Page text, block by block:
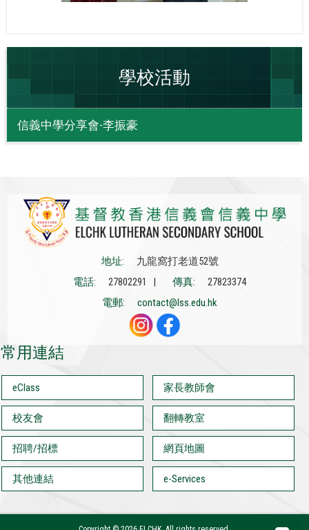
學校活動
信義中學分享會-李振豪
地址:
九龍窩打老道52號
電話:
27802291 | 傳真:
27823374
電郵:
contact@lss.edu.hk
常用連結
eClass 家長教師會
校友會 翻轉教室
招聘/招標 網頁地圖
其他連結 e-Services